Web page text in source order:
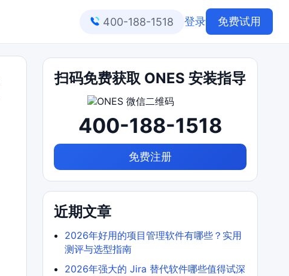
400-188-1518 登录 免费试用
扫码免费获取 ONES 安装指导
400-188-1518
免费注册
近期文章
2026年好用的项目管理软件有哪些？实用
测评与选型指南
2026年强大的 Jira 替代软件哪些值得试深